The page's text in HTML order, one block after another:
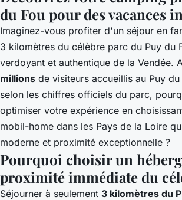
du Fou pour des vacances
Imaginez-vous profiter d'un séjour en
3 kilomètres du célèbre parc du Puy du
verdoyant et authentique de la Vendée.
millions de visiteurs accueillis au Puy
selon les chiffres officiels du parc,
optimiser votre expérience en
mobil-home dans les Pays de la Loire
moderne et proximité exceptionnelle ?
Pourquoi choisir un
proximité immédiate du
Séjourner à seulement 3 kilomètres du